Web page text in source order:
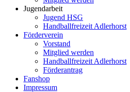
Jugendarbeit
Jugend HSG
Handballfreizeit Adlerhorst
Förderverein
Vorstand
Mitglied werden
Handballfreizeit Adlerhorst
Förderantrag
Fanshop
Impressum